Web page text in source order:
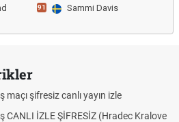
91 Sammi Davis
şifresiz canlı yayın izle
CANLI İZLE ŞİFRESİZ (Hradec Kralove